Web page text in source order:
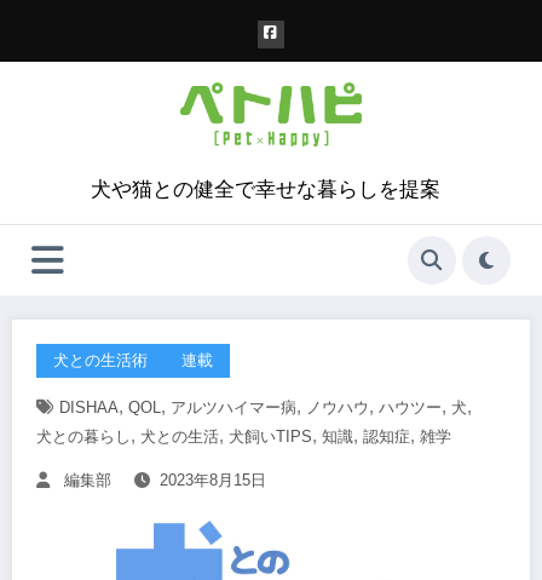
犬や猫との健全で幸せな暮らしを提案
犬との生活術 連載
DISHAA, QOL, アルツハイマー病, ノウハウ , ハウツー, 犬,
犬との暮らし , 犬との生活, 犬飼いTIPS, 知識, 認知症, 雑学
編集部 2023年8月15日